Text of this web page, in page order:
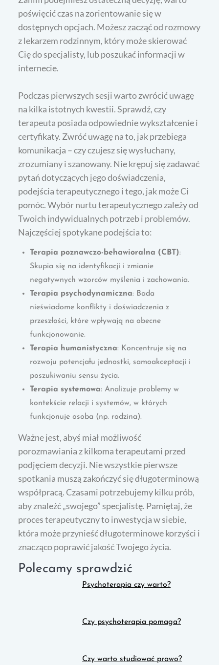
poświęcić czas na zorientowanie się w
dostępnych opcjach. Możesz zacząć od rozmowy
z lekarzem rodzinnym, który może skierować
Cię do specjalisty, lub poszukać informacji w
internecie.
Podczas pierwszych sesji warto zwrócić uwagę
na kilka istotnych kwestii. Sprawdź, czy
terapeuta posiada odpowiednie wykształcenie i
certyfikaty. Zwróć uwagę na to, jak przebiega
komunikacja – czy czujesz się wysłuchany,
zrozumiany i szanowany. Nie krępuj się zadawać
pytań dotyczących jego doświadczenia,
podejścia terapeutycznego i tego, jak może Ci
pomóc. Wybór nurtu terapeutycznego zależy od
Twoich indywidualnych potrzeb i problemów.
Najczęściej spotykane podejścia to:
Terapia poznawczo-behawioralna (CBT):
Skupia się na identyfikacji i zmianie
negatywnych wzorców myślenia i zachowania.
Terapia psychodynamiczna: Bada
nieświadome konflikty i doświadczenia z
przeszłości, które wpływają na obecne
funkcjonowanie.
Terapia humanistyczna: Koncentruje się na
rozwoju potencjału jednostki, samoakceptacji i
poszukiwaniu sensu życia.
Terapia systemowa: Analizuje problemy w
kontekście relacji i systemów, w których
funkcjonuje osoba (np. rodzina).
Ważne jest, abyś miał możliwość
porozmawiania z kilkoma terapeutami przed
podjęciem decyzji. Nie wszystkie pierwsze
spotkania muszą zakończyć się długoterminową
współpracą. Czasami potrzebujemy kilku prób,
aby znaleźć „swojego” specjalistę. Pamiętaj, że
proces terapeutyczny to inwestycja w siebie,
która może przynieść długoterminowe korzyści i
znacząco poprawić jakość Twojego życia.
Polecamy sprawdzić
Psychoterapia czy warto?
Czy psychoterapia pomaga?
Czy warto studiować prawo?